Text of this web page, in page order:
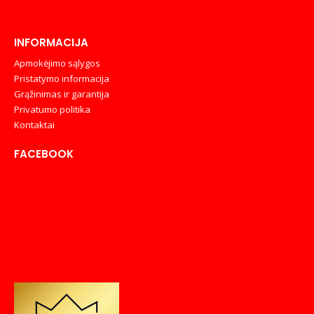
INFORMACIJA
Apmokėjimo sąlygos
Pristatymo informacija
Grąžinimas ir garantija
Privatumo politika
Kontaktai
FACEBOOK